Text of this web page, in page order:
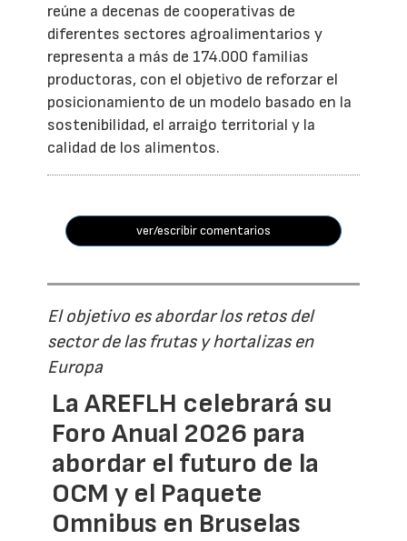
reúne a decenas de cooperativas de
diferentes sectores agroalimentarios y
representa a más de 174.000 familias
productoras, con el objetivo de reforzar el
posicionamiento de un modelo basado en la
sostenibilidad, el arraigo territorial y la
calidad de los alimentos.
ver/escribir comentarios
El objetivo es abordar los retos del
sector de las frutas y hortalizas en
Europa
La AREFLH celebrará su
Foro Anual 2026 para
abordar el futuro de la
OCM y el Paquete
Omnibus en Bruselas